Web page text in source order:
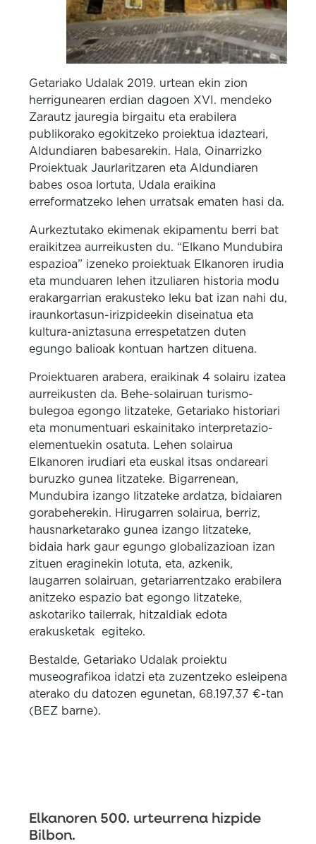
Getariako Udalak 2019. urtean ekin zion
herrigunearen erdian dagoen XVI. mendeko
Zarautz jauregia birgaitu eta erabilera
publikorako egokitzeko proiektua idazteari,
Aldundiaren babesarekin. Hala, Oinarrizko
Proiektuak Jaurlaritzaren eta Aldundiaren
babes osoa lortuta, Udala eraikina
erreformatzeko lehen urratsak ematen hasi da.
Aurkeztutako ekimenak ekipamentu berri bat
eraikitzea aurreikusten du. “Elkano Mundubira
espazioa” izeneko proiektuak Elkanoren irudia
eta munduaren lehen itzuliaren historia modu
erakargarrian erakusteko leku bat izan nahi du,
iraunkortasun-irizpideekin diseinatua eta
kultura-aniztasuna errespetatzen duten
egungo balioak kontuan hartzen dituena.
Proiektuaren arabera, eraikinak 4 solairu izatea
aurreikusten da. Behe-solairuan turismo-
bulegoa egongo litzateke, Getariako historiari
eta monumentuari eskainitako interpretazio-
elementuekin osatuta. Lehen solairua
Elkanoren irudiari eta euskal itsas ondareari
buruzko gunea litzateke. Bigarrenean,
Mundubira izango litzateke ardatza, bidaiaren
gorabeherekin. Hirugarren solairua, berriz,
hausnarketarako gunea izango litzateke,
bidaia hark gaur egungo globalizazioan izan
zituen eraginekin lotuta, eta, azkenik,
laugarren solairuan, getariarrentzako erabilera
anitzeko espazio bat egongo litzateke,
askotariko tailerrak, hitzaldiak edota
erakusketak egiteko.
Bestalde, Getariako Udalak proiektu
museografikoa idatzi eta zuzentzeko esleipena
aterako du datozen egunetan, 68.197,37 €-tan
(BEZ barne).
Elkanoren 500. urteurrena hizpide
Bilbon.